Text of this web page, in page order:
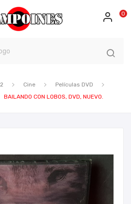
0
Cine
Películas DVD
BAILANDO CON LOBOS, DVD, NUEVO.